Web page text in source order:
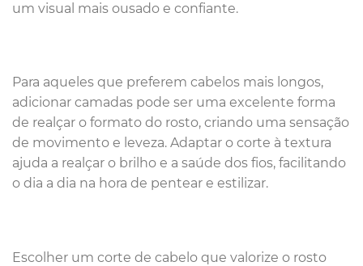
um visual mais ousado e confiante.
Para aqueles que preferem cabelos mais longos,
adicionar camadas pode ser uma excelente forma
de realçar o formato do rosto, criando uma sensação
de movimento e leveza. Adaptar o corte à textura
ajuda a realçar o brilho e a saúde dos fios, facilitando
o dia a dia na hora de pentear e estilizar.
Escolher um corte de cabelo que valorize o rosto